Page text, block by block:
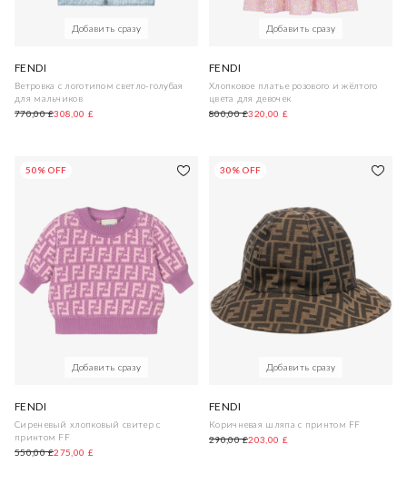
Добавить сразу
FENDI
Ветровка с логотипом светло-голубая
для мальчиков
770,00 £308,00 £
Добавить сразу
FENDI
Хлопковое платье розового и жёлтого
цвета для девочек
800,00 £320,00 £
50% OFF
Добавить сразу
FENDI
Сиреневый хлопковый свитер с
принтом FF
550,00 £275,00 £
30% OFF
Добавить сразу
FENDI
Коричневая шляпа с принтом FF
290,00 £203,00 £